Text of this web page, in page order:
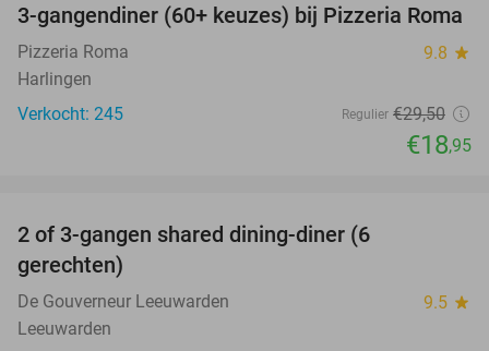
36%
3-gangendiner (60+ keuzes) bij Pizzeria Roma
Pizzeria Roma 9.8 star
Harlingen
Verkocht: 245
Regulier €29,50
€18,95
2 of 3-gangen shared dining-diner (6
gerechten)
De Gouverneur Leeuwarden 9.5 star
Leeuwarden